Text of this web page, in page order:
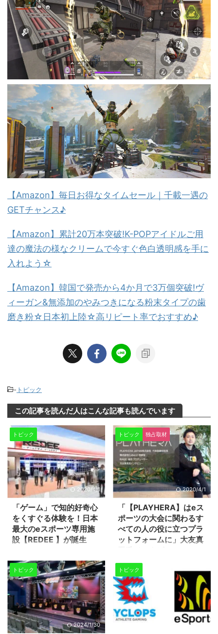
【Amazon】毎日お得なタイムセール｜千載一遇の
GETチャンス♪
【Amazon】累計20万本突破!K-POPアイドルご用
達の魔法の様なクリームで今すぐ色白透明感を手に
入れよう☆
【Amazon】韓国で発売から4か月で3万個突破!ヴ
ィーガン&無添加のやみつきになる粉末タイプの歯
磨き粉☆日本初上陸☆高リピート率でおすすめ♪
- トピック
この記事を読んだ人はこんな記事も読んでいます
トピック
2020/4/1
「ゲーム」で知的好奇心
をくすぐる体験を！日本
最大のeスポーツ専用施
設【REDEE 】が誕生
電通、ウェルプレイド、Next
Group Holdingsの4社協業による
日本最大のゲーム/ eスポーツ専
用施設「REDEE WORLD」れでぃ
ーわーるどが大阪府吹田市
EXPOCITY内にて2020年3月1日
(日)にオープン予定！ 施設の特
徴 海外でも有名なeスポーツ施設
トピック 独占取材
2020/4/1
「【PLAYHERA】はeス
ポーツの大会に関わるす
べての人の役に立つプラ
ットフォームに」大友真
2019年9月、ユーザーエントリー
からトーナメント作成、大会進行
までワンストップで運営と管理が
可能なeスポーツ大会プラットフ
ォームとして国内リリースが発表
された【PLAYHERA】（プレイ
ヘラ）。 これはゲーム動画配信
トピック
2024/1/30
トピック
2020/4/1